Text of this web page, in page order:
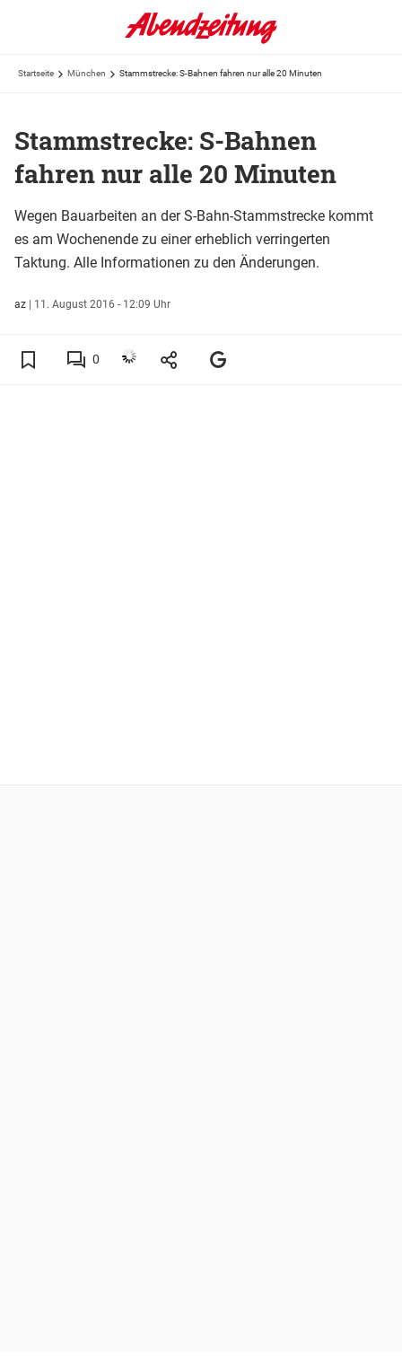
Startseite München Stammstrecke: S-Bahnen fahren nur alle 20 Minuten
Stammstrecke: S-Bahnen
fahren nur alle 20 Minuten
Wegen Bauarbeiten an der S-Bahn-Stammstrecke kommt
es am Wochenende zu einer erheblich verringerten
Taktung. Alle Informationen zu den Änderungen.
az | 11. August 2016 - 12:09 Uhr
0